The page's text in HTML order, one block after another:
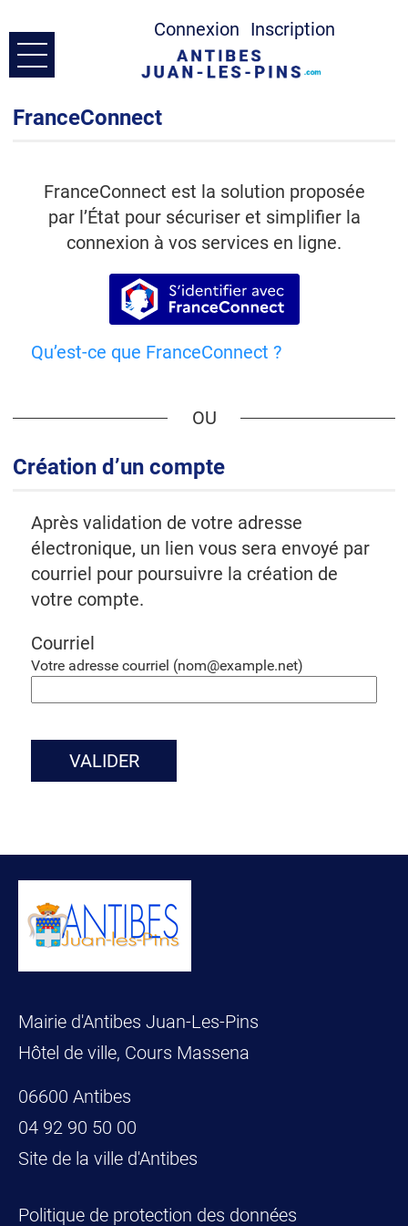
Connexion Inscription
Ouvrir le menu
Accueil
Mes demandes
Mon compte
FranceConnect
FranceConnect est la solution proposée
par l’État pour sécuriser et simplifier la
connexion à vos services en ligne.
S’identifier avec
Qu’est-ce que FranceConnect ?
Création d’un compte
Après validation de votre adresse
électronique, un lien vous sera envoyé par
courriel pour poursuivre la création de
votre compte.
Courriel
Votre adresse courriel (nom@example.net)
VALIDER
Mairie d'Antibes Juan-Les-Pins
Hôtel de ville, Cours Massena
06600 Antibes
04 92 90 50 00
Site de la ville d'Antibes
Politique de protection des données